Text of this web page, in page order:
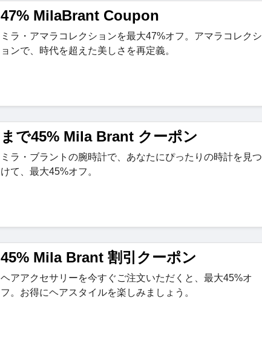
47% MilaBrant Coupon
ミラ・アマラコレクションを最大47%オフ。アマラコレクシ
ョンで、時代を超えた美しさを再定義。
まで45% Mila Brant クーポン
ミラ・ブラントの腕時計で、あなたにぴったりの時計を見つ
けて、最大45%オフ。
45% Mila Brant 割引クーポン
ヘアアクセサリーを今すぐご注文いただくと、最大45%オ
フ。お得にヘアスタイルを楽しみましょう。